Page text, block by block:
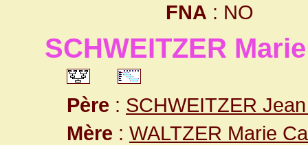
FNA : NO
SCHWEITZER
Père : SCHWEITZER
Mère : WALTZER Marie